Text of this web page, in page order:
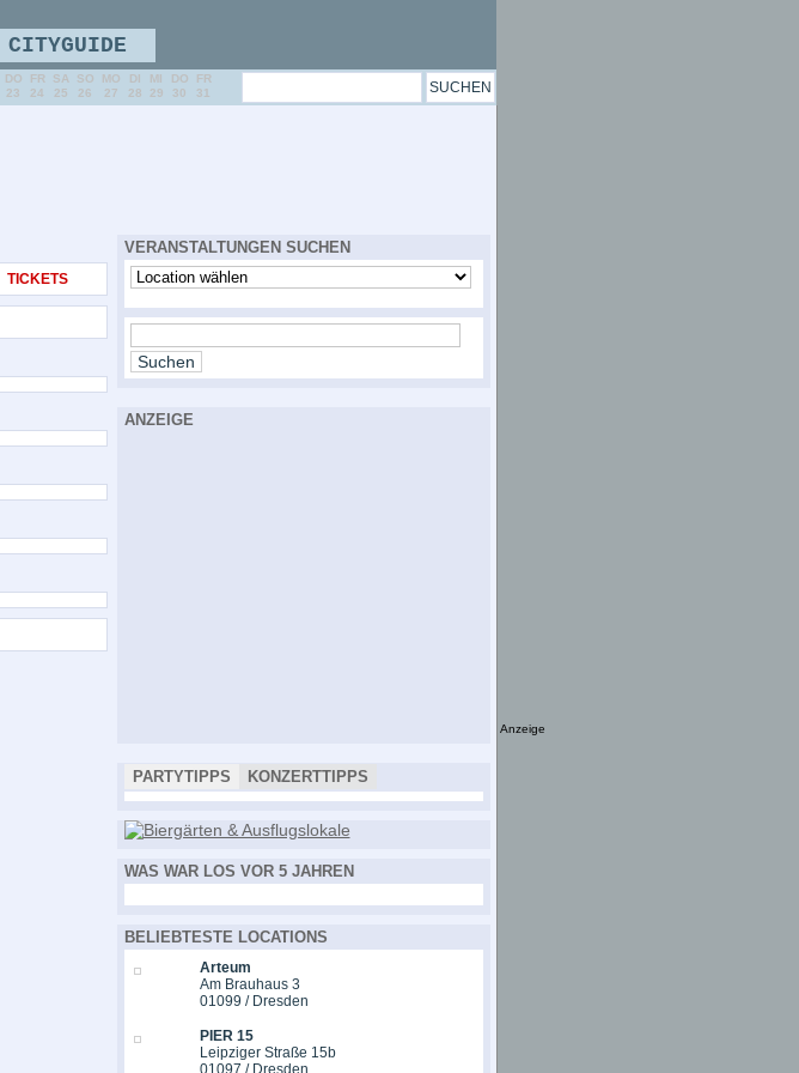
TICKETS
VERANSTALTUNGEN SUCHEN
ANZEIGE
PARTYTIPPS KONZERTTIPPS
WAS WAR LOS VOR 5 JAHREN
BELIEBTESTE LOCATIONS
Arteum
Am Brauhaus 3
01099 / Dresden
PIER 15
Leipziger Straße 15b
01097 / Dresden
CITYGUIDE
DO
23
FR
24
SA
25
SO
26
MO
27
DI
28
MI
29
DO
30
FR
31
Anzeige